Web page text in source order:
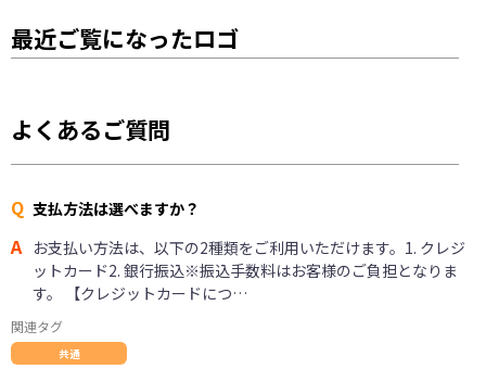
最近ご覧になったロゴ
よくあるご質問
Q 支払方法は選べますか？
A お支払い方法は、以下の2種類をご利用いただけます。1. クレジ
ットカード2. 銀行振込※振込手数料はお客様のご負担となりま
す。 【クレジットカードにつ…
関連タグ
共通